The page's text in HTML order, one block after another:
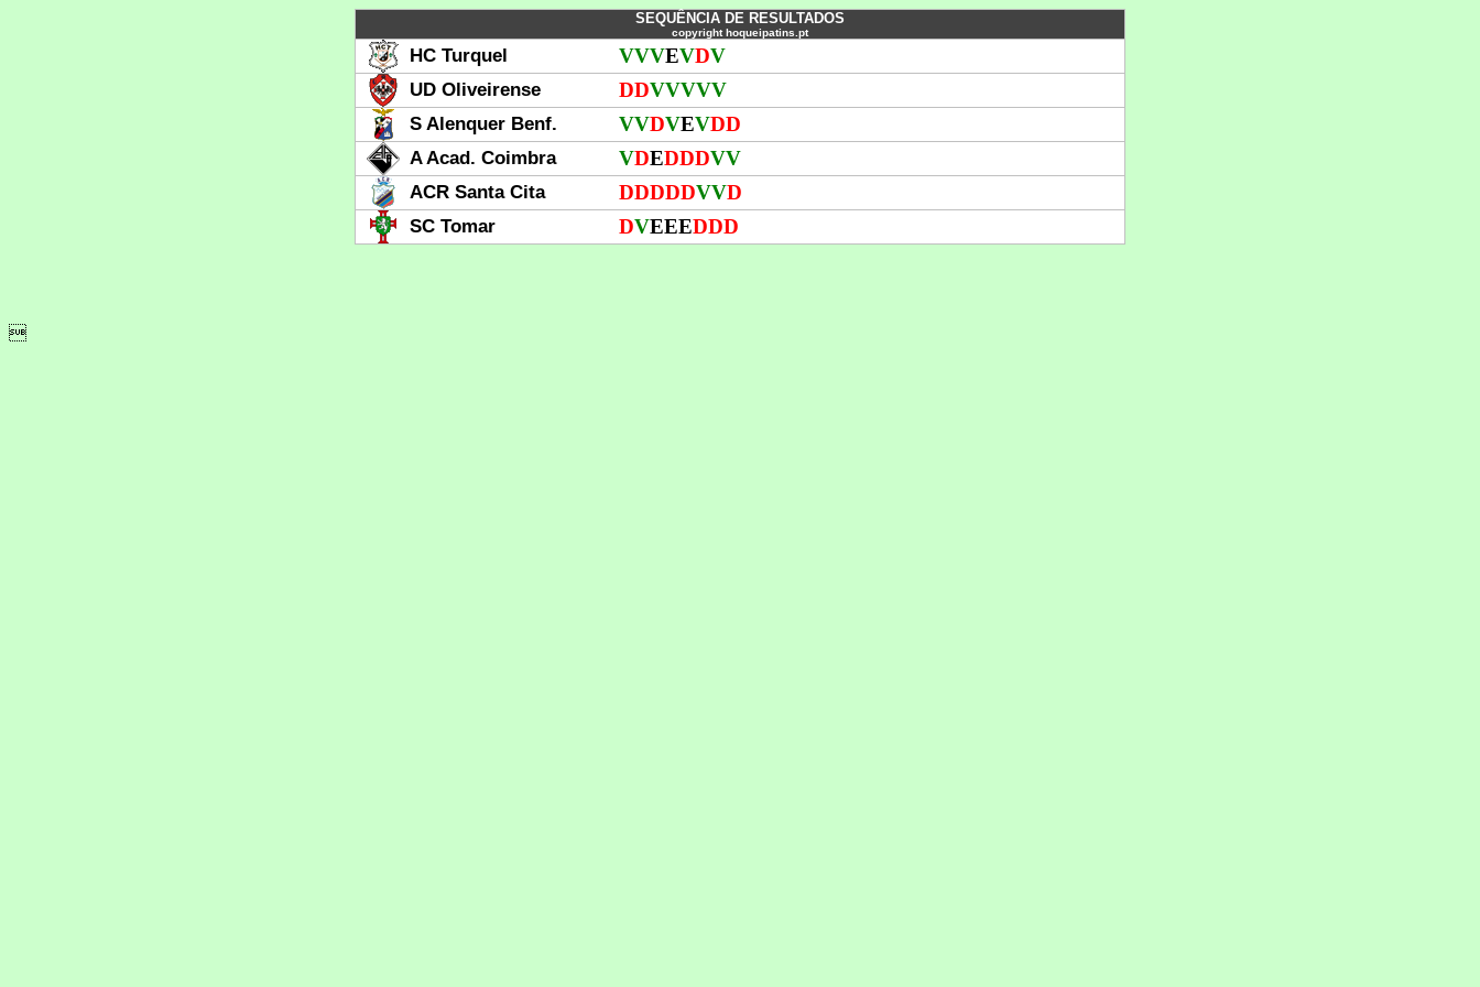
SEQUÊNCIA DE RESULTADOS
copyright hoqueipatins.pt
HC Turquel VVVEVDV
UD Oliveirense DDVVVVV
S Alenquer Benf. VVDVEVDD
A Acad. Coimbra VDEDDDVV
ACR Santa Cita DDDDDVVD
SC Tomar DVEEEDDD
